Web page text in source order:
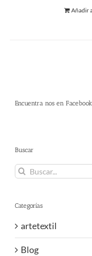
Añadir
Encuentra nos en Facebook
Buscar
Buscar:
Categorías
artetextil
Blog